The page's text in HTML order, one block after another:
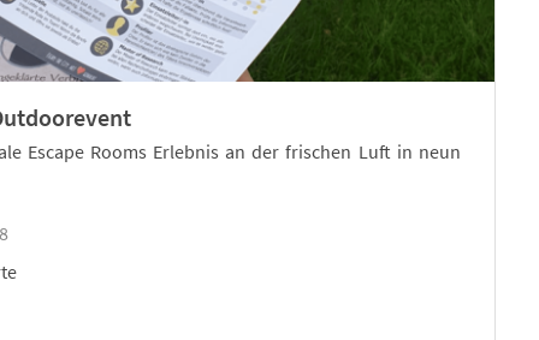
Escape Rooms Erlebnis an der frischen Luft in neun